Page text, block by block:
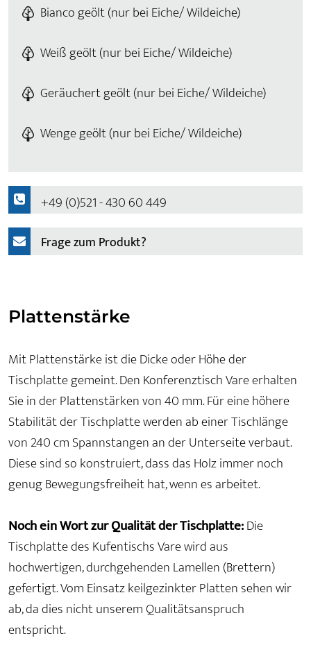
Bianco geölt (nur bei Eiche/ Wildeiche)
Weiß geölt (nur bei Eiche/ Wildeiche)
Geräuchert geölt (nur bei Eiche/ Wildeiche)
Wenge geölt (nur bei Eiche/ Wildeiche)
+49 (0)521 - 430 60 449
Frage zum Produkt?
Plattenstärke
Mit Plattenstärke ist die Dicke oder Höhe der
Tischplatte gemeint. Den Konferenztisch Vare erhalten
Sie in der Plattenstärken von 40 mm. Für eine höhere
Stabilität der Tischplatte werden ab einer Tischlänge
von 240 cm Spannstangen an der Unterseite verbaut.
Diese sind so konstruiert, dass das Holz immer noch
genug Bewegungsfreiheit hat, wenn es arbeitet.
Noch ein Wort zur Qualität der Tischplatte:Die
Tischplatte des Kufentischs Vare wird aus
hochwertigen, durchgehenden Lamellen (Brettern)
gefertigt. Vom Einsatz keilgezinkter Platten sehen wir
ab, da dies nicht unserem Qualitätsanspruch
entspricht.